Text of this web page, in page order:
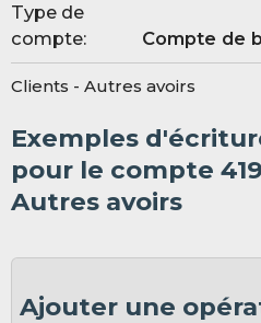
Type de
compte:
Compte de
Clients - Autres avoirs
Exemples
pour le compte
Autres avoirs
Ajouter une